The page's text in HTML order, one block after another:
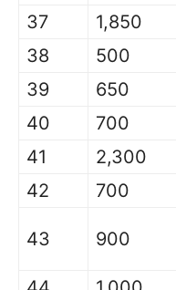
37
1,850
38
500
39
650
40
700
41
2,300
42
700
43 900